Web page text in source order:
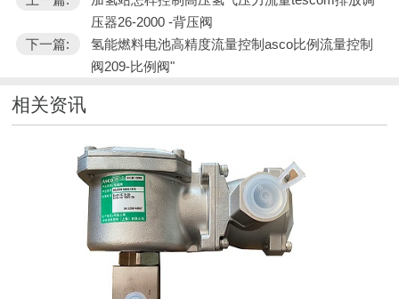
压器26-2000 -背压阀
下一篇:
氢能燃料电池高精度流量控制asco比例流量控制
阀209-比例阀"
相关资讯